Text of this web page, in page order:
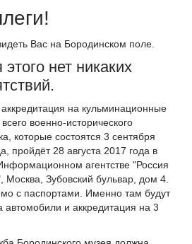
Вас на Бородинском поле.
нет никаких
на кульминационные
военно-исторического
которые состоятся 3 сентября
пройдёт 28 августа 2017 года в
агентстве "Россия
Москва, Зубовский бульвар, дом 4.
с паспортами. Именно там будут
автомобили и аккредитация на 3